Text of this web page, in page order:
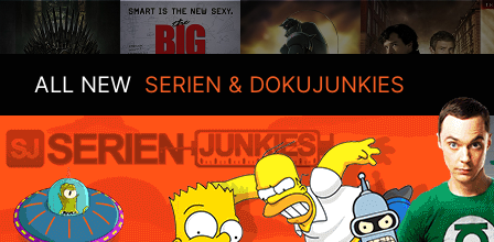
ALL NEW SERIEN & DOKUJUNKIES